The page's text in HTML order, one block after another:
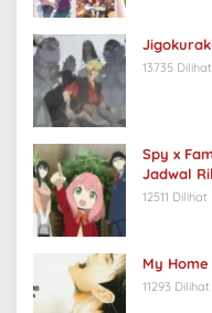
13735 Dilihat
Spy x
Jadwal
12511 Dilihat
My
11293 Dilihat